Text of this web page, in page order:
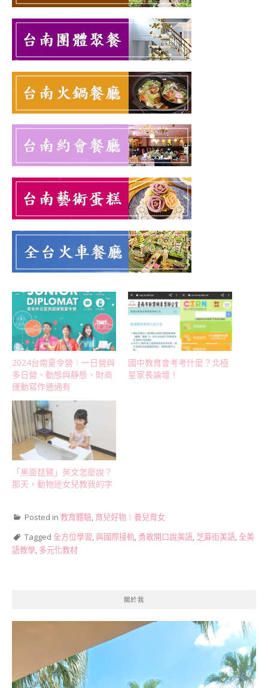
2024台南夏令營︱一日營與
多日營、動態與靜態、財商
運動寫作通通有
國中教育會考考什麼？北極
星家長論壇！
「黑面琵鷺」英文怎麼說？
那天，動物迷女兒教我的字
Posted in 教育體驗, 育兒好物︱養兒育女
Tagged 全方位學習,與國際接軌, 勇敢開口說美語, 芝蔴街美語,全美
語教學, 多元化教材
關於我